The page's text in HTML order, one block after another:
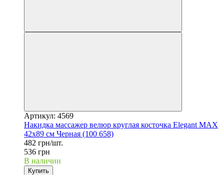
Артикул: 4569
Накидка массажер велюр круглая косточка Elegant MAX
42x89 см Черная (100 658)
482 грн/шт.
536 грн
В наличии
Купить